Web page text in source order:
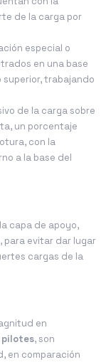
de la carga por
especial o
en una base
trabajando
de la carga sobre
un porcentaje
con la
a la base del
capa de apoyo,
para evitar dar lugar
cargas de la
en
pilotes, son
en comparación